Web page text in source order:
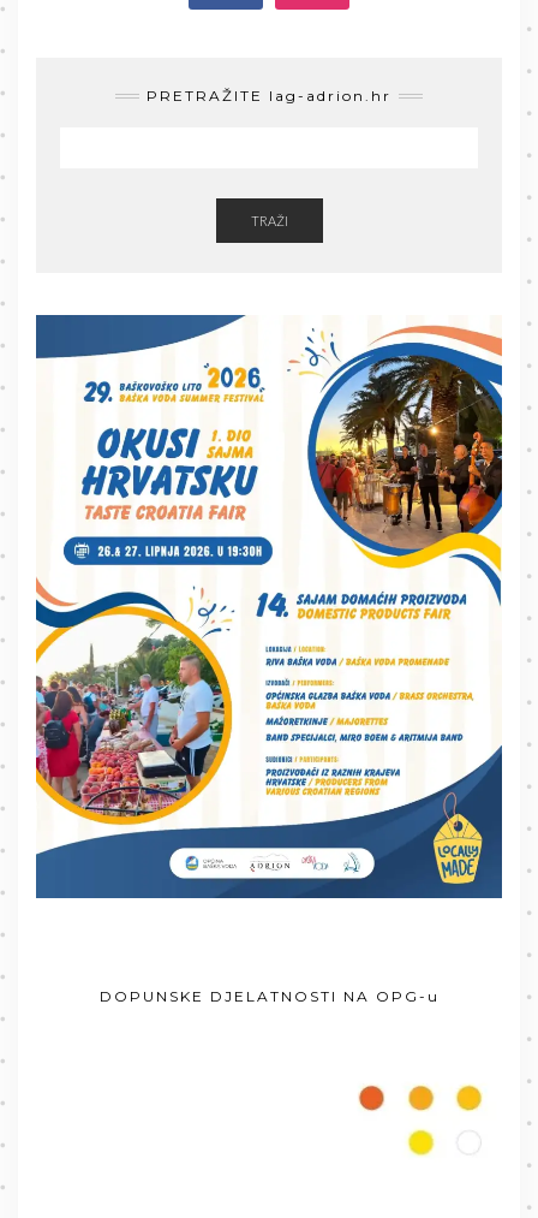
PRETRAŽITE lag-adrion.hr
TRAŽI
DOPUNSKE DJELATNOSTI NA OPG-u